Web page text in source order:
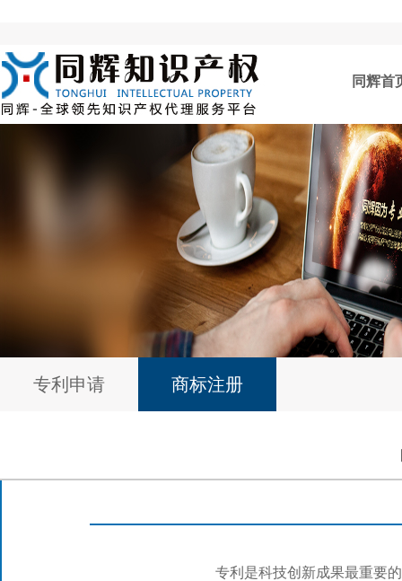
同辉首
专利申请 商标注册
专利是科技创新成果最重要